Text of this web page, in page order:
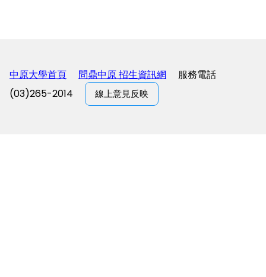
中原大學首頁 問鼎中原 招生資訊網
服務電話
(03)265-2014
線上意見反映